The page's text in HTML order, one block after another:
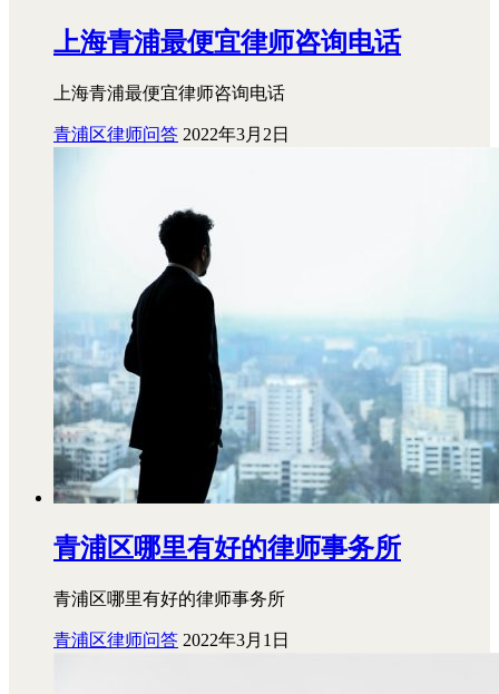
上海青浦最便宜律师咨询电话
上海青浦最便宜律师咨询电话
青浦区律师问答 2022年3月2日
青浦区哪里有好的律师事务所
青浦区哪里有好的律师事务所
青浦区律师问答 2022年3月1日